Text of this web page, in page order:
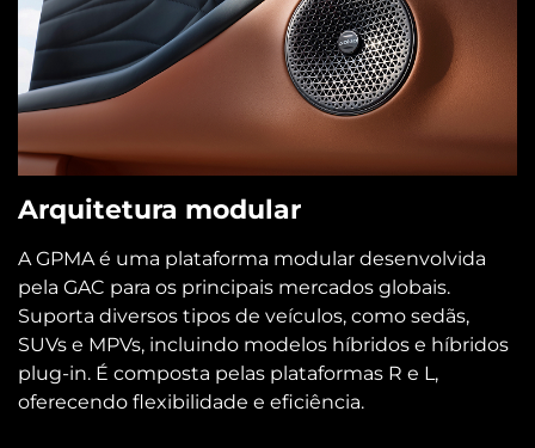
Arquitetura modular
A GPMA é uma plataforma modular desenvolvida
pela GAC para os principais mercados globais.
Suporta diversos tipos de veículos, como sedãs,
SUVs e MPVs, incluindo modelos híbridos e híbridos
plug-in. É composta pelas plataformas R e L,
oferecendo flexibilidade e eficiência.